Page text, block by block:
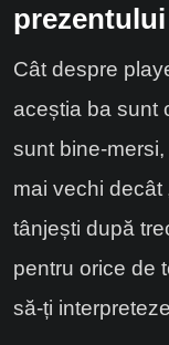
prezentului
Cât despre
aceștia ba sunt
sunt bine-
mai vechi decât
tânjești după
pentru orice de
să-ți